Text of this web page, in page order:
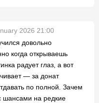
2026 21:00
довольно
когда открываешь
радует глаз, а вот
— за донат
по полной. Зачем
шансами на редкие